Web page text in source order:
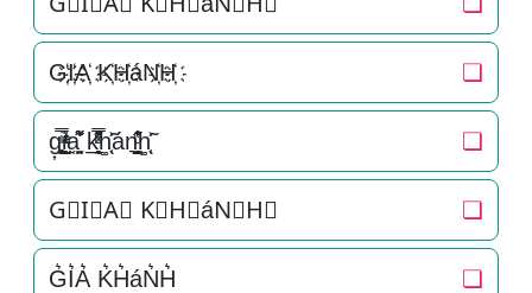
G҉I҉A҉ K҉H҉áN҉H҉ ❏
g͎͚̥͎͔͕ͥ̿i̞̟̫̺ͭ̒ͭͣa̘̫͈̭͌͛͌̇̇̍ k̲̱̠̞̖ͧ̔͊̇̽̿̑ͯͅh͚̖̜̍̃͐án͉̠̙͉̗̺̋̋̔ͧ̊h͚̖̜̍̃͐ ❏
G⃗I⃗A⃗ K⃗H⃗áN⃗H⃗ ❏
G͛I͛A͛ K͛H͛áN͛H͛ ❏